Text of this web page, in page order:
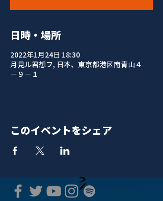
日時・場所
2022年1月24日 18:30
月見ル君想フ, 日本、東京都港区南青山４
−９−１
このイベントをシェア